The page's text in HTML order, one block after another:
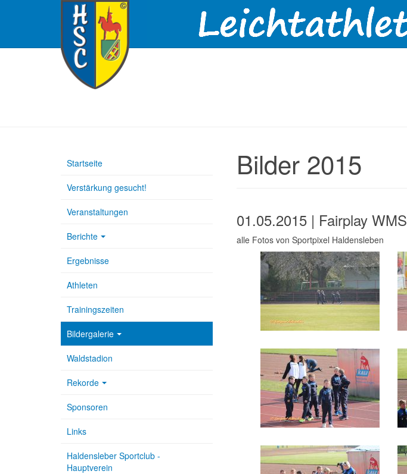
Bilder 2015
01.05.2015 | Fairplay WMS
alle Fotos von Sportpixel Haldensleben
Startseite
Verstärkung gesucht!
Veranstaltungen
Berichte
Ergebnisse
Athleten
Trainingszeiten
Bildergalerie
Waldstadion
Rekorde
Sponsoren
Links
Haldensleber Sportclub -
Hauptverein